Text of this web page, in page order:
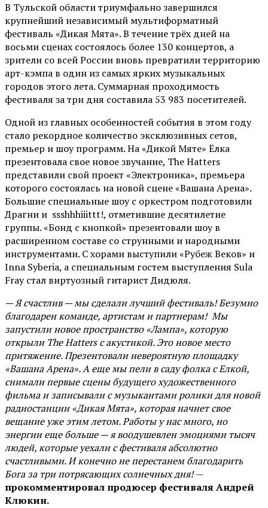
В Тульской области триумфально завершился
крупнейший независимый мультиформатный
фестиваль «Дикая Мята». В течение трёх дней на
восьми сценах состоялось более 130 концертов, а
зрители со всей России вновь превратили территорию
арт-кэмпа в один из самых ярких музыкальных
городов этого лета. Суммарная проходимость
фестиваля за три дня составила 53 983 посетителей.
Одной из главных особенностей события в этом году
стало рекордное количество эксклюзивных сетов,
премьер и шоу программ. На «Дикой Мяте» Ёлка
презентовала свое новое звучание, The Hatters
представили свой проект «Электроника», премьера
которого состоялась на новой сцене «Вашана Арена».
Большие специальные шоу с оркестром подготовили
Драгни и ssshhhiiittt!, отметившие десятилетие
группы. «Бонд с кнопкой» презентовали шоу в
расширенном составе со струнными и народными
инструментами. С хорами выступили «Рубеж Веков» и
Inna Syberia, а специальным гостем выступления Sula
Fray стал виртуозный гитарист Дидюля.
— Я счастлив — мы сделали лучший фестиваль! Безумно
благодарен команде, артистам и партнерам! Мы
запустили новое пространство «Лампа», которую
открыли The Hatters с акустикой. Это новое место
притяжение. Презентовали невероятную площадку
«Вашана Арена». А еще мы пели в саду фолка с Елкой,
снимали первые сцены будущего художественного
фильма и записывали с музыкантами ролики для новой
радиостанции «Дикая Мята», которая начнет свое
вещание уже этим летом. Работы у нас много, но
энергии еще больше — я воодушевлен эмоциями тысяч
людей, которые уехали с фестиваля абсолютно
счастливыми. И конечно не перестанем благодарить
Бога за три потрясающих солнечных дня!—
прокомментировал продюсер фестиваля Андрей
Клюкин.